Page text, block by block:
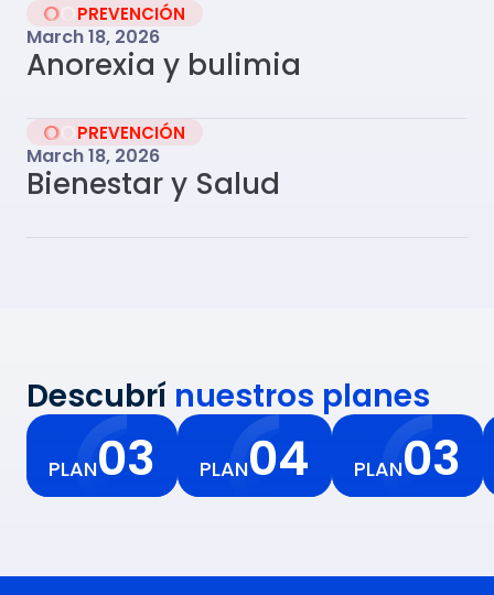
PREVENCIÓN
March 18, 2026
Anorexia y bulimia
PREVENCIÓN
March 18, 2026
Bienestar y Salud
Descubrí nuestros planes
PLAN03 PLAN04 PLAN03